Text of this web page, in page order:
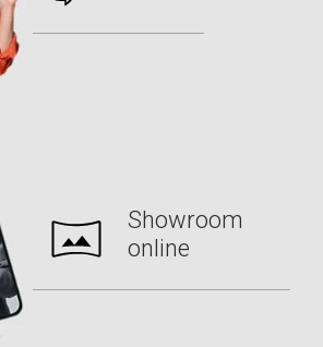
Showroom
online